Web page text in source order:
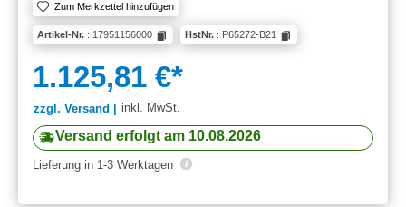
Zum Merkzettel hinzufügen
Artikel-Nr. : 17951156000 HstNr. : P65272-B21
1.125,81 €*
zzgl. Versand | inkl. MwSt.
Versand erfolgt am 10.08.2026
Lieferung in 1-3 Werktagen